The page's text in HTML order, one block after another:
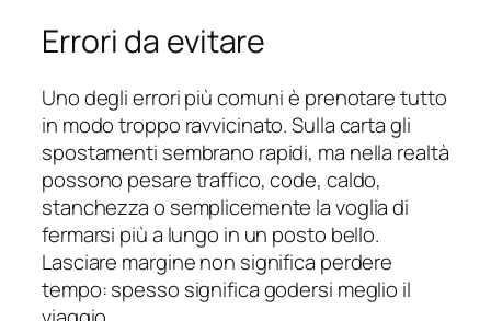
Errori da evitare
Uno degli errori più comuni è prenotare tutto
in modo troppo ravvicinato. Sulla carta gli
spostamenti sembrano rapidi, ma nella realtà
possono pesare traffico, code, caldo,
stanchezza o semplicemente la voglia di
fermarsi più a lungo in un posto bello.
Lasciare margine non significa perdere
tempo: spesso significa godersi meglio il